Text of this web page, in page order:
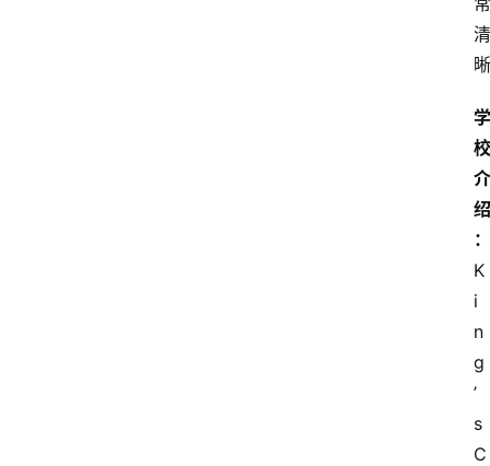
清
晰
学
校
介
绍
：
K
i
n
g
’
s
C